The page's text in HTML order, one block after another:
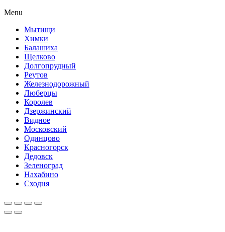
Menu
Мытищи
Химки
Балашиха
Щелково
Долгопрудный
Реутов
Железнодорожный
Люберцы
Королев
Дзержинский
Видное
Московский
Одинцово
Красногорск
Дедовск
Зеленоград
Нахабино
Сходня